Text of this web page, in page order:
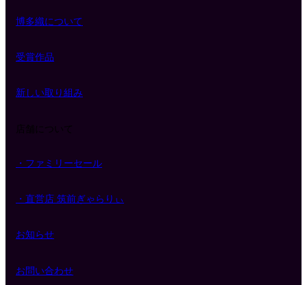
博多織について
受賞作品
新しい取り組み
店舗について
・ファミリーセール
・直営店 筑前ぎゃらりぃ
お知らせ
お問い合わせ